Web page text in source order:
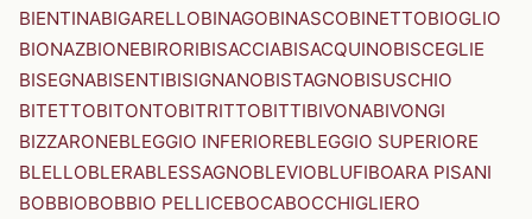
BIENTINABIGARELLOBINAGOBINASCOBINETTOBIOGLIO
BIONAZBIONEBIRORIBISACCIABISACQUINOBISCEGLIE
BISEGNABISENTIBISIGNANOBISTAGNOBISUSCHIO
BITETTOBITONTOBITRITTOBITTIBIVONABIVONGI
BIZZARONEBLEGGIO INFERIOREBLEGGIO SUPERIORE
BLELLOBLERABLESSAGNOBLEVIOBLUFIBOARA PISANI
BOBBIOBOBBIO PELLICEBOCABOCCHIGLIERO